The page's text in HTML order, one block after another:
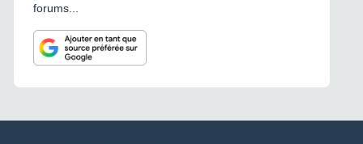
forums...